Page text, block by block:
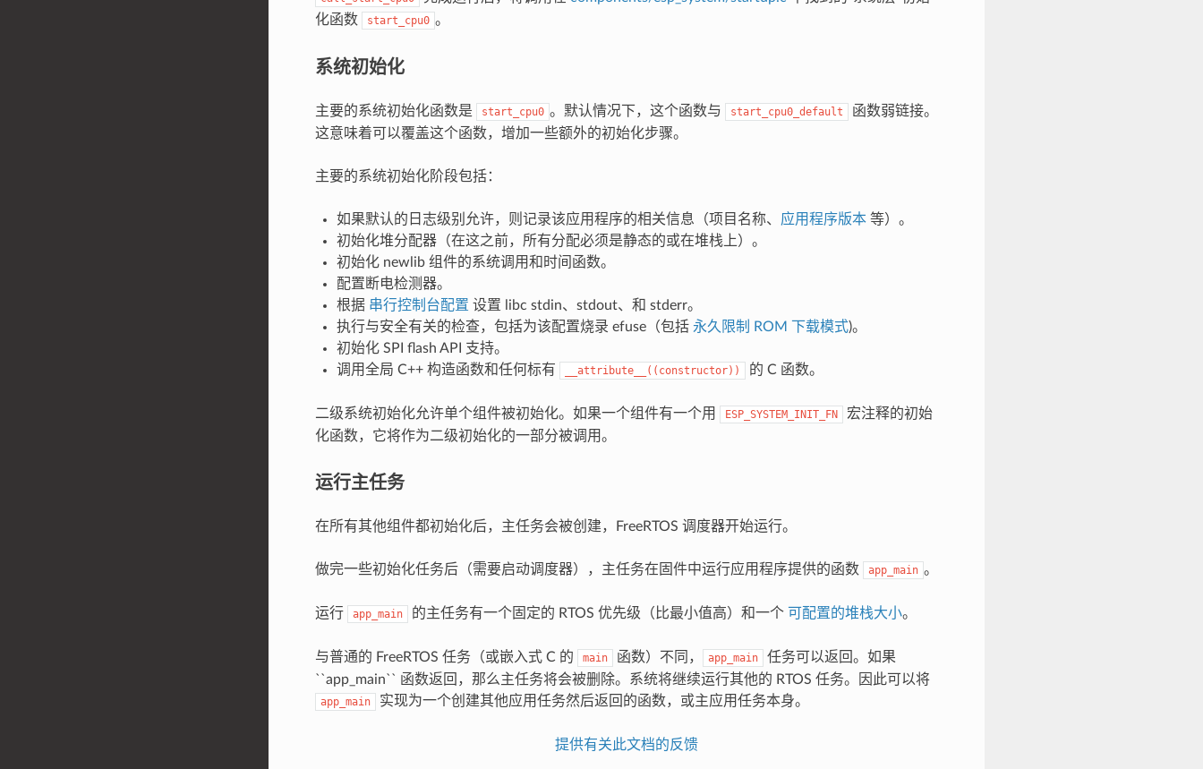
化函数
start_cpu0 。
系统初始化
主要的系统初始化函数是 start_cpu0 。默认情况下，这个函数与 start_cpu0_default
函数弱链接。
这意味着可以覆盖这个函数，增加一些额外的初始化步骤。
主要的系统初始化阶段包括：
如果默认的日志级别允许，则记录该应用程序的相关信息（项目名称、 应用程序版本等）。
初始化堆分配器（在这之前，所有分配必须是静态的或在堆栈上）。
初始化 newlib 组件的系统调用和时间函数。
配置断电检测器。
根据 串行控制台配置 设置 libc stdin、stdout、和 stderr。
执行与安全有关的检查，包括为该配置烧录 efuse（包括 永久限制 ROM 下载模式)。
初始化 SPI flash API 支持。
调用全局 C++ 构造函数和任何标有
__attribute__((constructor)) 的 C 函数。
二级系统初始化允许单个组件被初始化。如果一个组件有一个用 ESP_SYSTEM_INIT_FN
宏注释的初始
化函数，它将作为二级初始化的一部分被调用。
运行主任务
在所有其他组件都初始化后，主任务会被创建，FreeRTOS 调度器开始运行。
做完一些初始化任务后（需要启动调度器），主任务在固件中运行应用程序提供的函数 app_main 。
运行 app_main 的主任务有一个固定的 RTOS 优先级（比最小值高）和一个 可配置的堆栈大小。
与普通的 FreeRTOS 任务（或嵌入式 C 的 main 函数）不同， app_main
任务可以返回。如果
``app_main`` 函数返回，那么主任务将会被删除。系统将继续运行其他的 RTOS 任务。因此可以将
app_main 实现为一个创建其他应用任务然后返回的函数，或主应用任务本身。
提供有关此文档的反馈